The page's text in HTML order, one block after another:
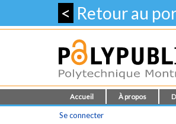
< Retour au
Accueil À propos
Se connecter